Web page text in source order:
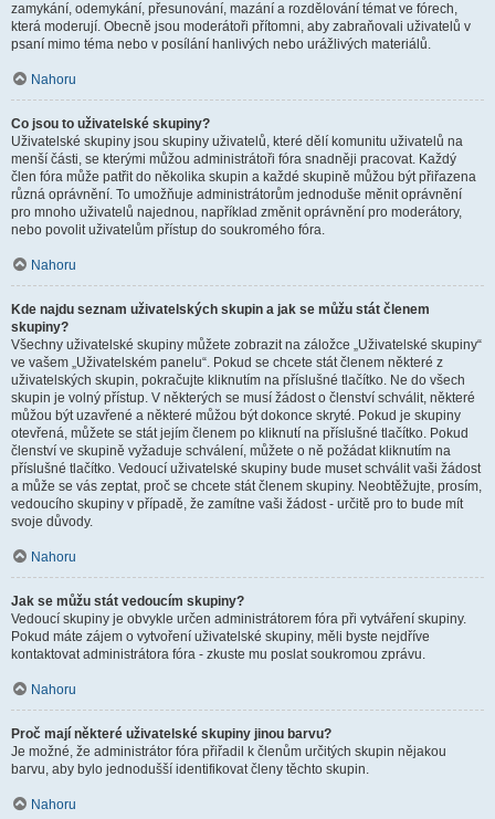
zamykání, odemykání, přesunování, mazání a rozdělování témat ve fórech,
která moderují. Obecně jsou moderátoři přítomni, aby zabraňovali uživatelů v
psaní mimo téma nebo v posílání hanlivých nebo urážlivých materiálů.
Nahoru
Co jsou to uživatelské skupiny?
Uživatelské skupiny jsou skupiny uživatelů, které dělí komunitu uživatelů na
menší části, se kterými můžou administrátoři fóra snadněji pracovat. Každý
člen fóra může patřit do několika skupin a každé skupině můžou být přiřazena
různá oprávnění. To umožňuje administrátorům jednoduše měnit oprávnění
pro mnoho uživatelů najednou, například změnit oprávnění pro moderátory,
nebo povolit uživatelům přístup do soukromého fóra.
Nahoru
Kde najdu seznam uživatelských skupin a jak se můžu stát členem
skupiny?
Všechny uživatelské skupiny můžete zobrazit na záložce „Uživatelské skupiny“
ve vašem „Uživatelském panelu“. Pokud se chcete stát členem některé z
uživatelských skupin, pokračujte kliknutím na příslušné tlačítko. Ne do všech
skupin je volný přístup. V některých se musí žádost o členství schválit, některé
můžou být uzavřené a některé můžou být dokonce skryté. Pokud je skupiny
otevřená, můžete se stát jejím členem po kliknutí na příslušné tlačítko. Pokud
členství ve skupině vyžaduje schválení, můžete o ně požádat kliknutím na
příslušné tlačítko. Vedoucí uživatelské skupiny bude muset schválit vaši žádost
a může se vás zeptat, proč se chcete stát členem skupiny. Neobtěžujte, prosím,
vedoucího skupiny v případě, že zamítne vaši žádost - určitě pro to bude mít
svoje důvody.
Nahoru
Jak se můžu stát vedoucím skupiny?
Vedoucí skupiny je obvykle určen administrátorem fóra při vytváření skupiny.
Pokud máte zájem o vytvoření uživatelské skupiny, měli byste nejdříve
kontaktovat administrátora fóra - zkuste mu poslat soukromou zprávu.
Nahoru
Proč mají některé uživatelské skupiny jinou barvu?
Je možné, že administrátor fóra přiřadil k členům určitých skupin nějakou
barvu, aby bylo jednodušší identifikovat členy těchto skupin.
Nahoru